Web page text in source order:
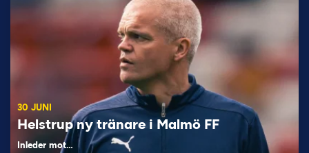
30 JUNI
Helstrup ny tränare i Malmö FF
Inleder mot…